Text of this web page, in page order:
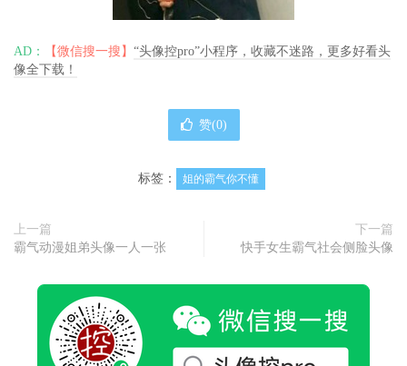
AD： 【微信搜一搜】 “头像控pro”小程序，收藏不迷路，更多好看头
像全下载！
赞(0)
标签： 姐的霸气你不懂
上一篇
霸气动漫姐弟头像一人一张
下一篇
快手女生霸气社会侧脸头像